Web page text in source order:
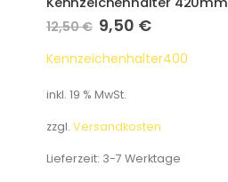
12,50€ 9,50 €
Kennzeichenhalter400
inkl. 19 % MwSt.
zzgl. Versandkosten
Lieferzeit: 3-7 Werktage